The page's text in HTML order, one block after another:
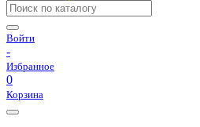
Войти
-
Избранное
0
Корзина